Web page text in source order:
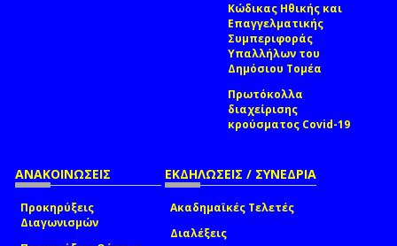
Κώδικας Ηθικής και
Επαγγελματικής
Συμπεριφοράς
Υπαλλήλων του
Δημόσιου Τομέα
Πρωτόκολλα
διαχείρισης
κρούσματος Covid-19
ΑΝΑΚΟΙΝΩΣΕΙΣ
Προκηρύξεις
Διαγωνισμών
ΕΚΔΗΛΩΣΕΙΣ / ΣΥΝΕΔΡΙΑ
Ακαδημαϊκές Τελετές
Διαλέξεις